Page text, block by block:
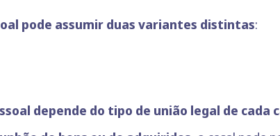
pode assumir duas variantes distintas:
depende do tipo de união legal de cada